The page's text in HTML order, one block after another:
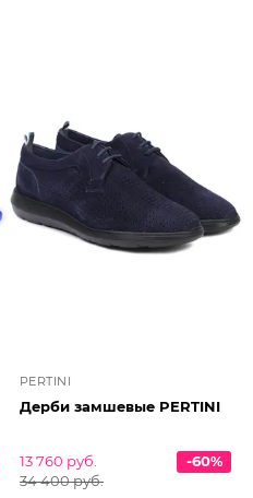
PERTINI
Дерби замшевые PERTINI
13 760 руб.
34 400 руб.
-60%